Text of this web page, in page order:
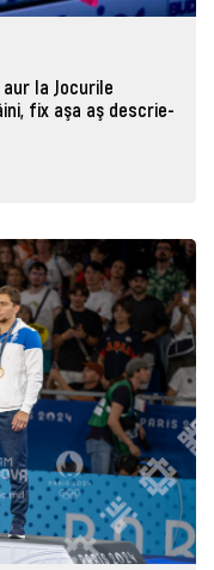
la Jocurile
fix aşa aş descrie-